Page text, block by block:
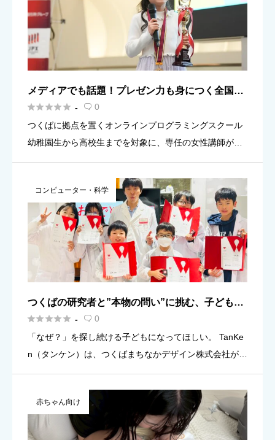
メディアでも話題！プレゼン力も身につく全国注
目のオンラインプログラミングスクール『gritee
n』
 -  0
つくばに拠点を置くオンラインプログラミングスクール
幼稚園生から高校生までを対象に、専任の女性講師がマ
興味や個性に合わせた独自教材で楽しくITスキルを育み
ます。 grit […]
コンピューター・科学
つくばの研究者と”本物の問い”に挑む、子ども実
験教室『Tanken』
 -  0
「なぜ？」を探し続ける子どもになってほしい。 TanKe
n（タンケン）は、つくばまちなかデザイン株式会社が運
「正解を教える」のではなく、「自分で問いを立て、実
験し、考え続 […]
赤ちゃん向け